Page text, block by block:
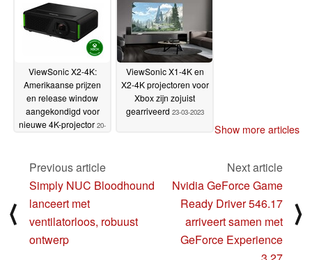
ViewSonic X2-4K:
Amerikaanse prijzen
en release window
aangekondigd voor
nieuwe 4K-projector 20-
ViewSonic X1-4K en
X2-4K projectoren voor
Xbox zijn zojuist
gearriveerd 23-03-2023
Show more articles
⟨
Previous article
Simply NUC Bloodhound
lanceert met
ventilatorloos, robuust
ontwerp
Next article
Nvidia GeForce Game
Ready Driver 546.17
arriveert samen met
GeForce Experience
⟩